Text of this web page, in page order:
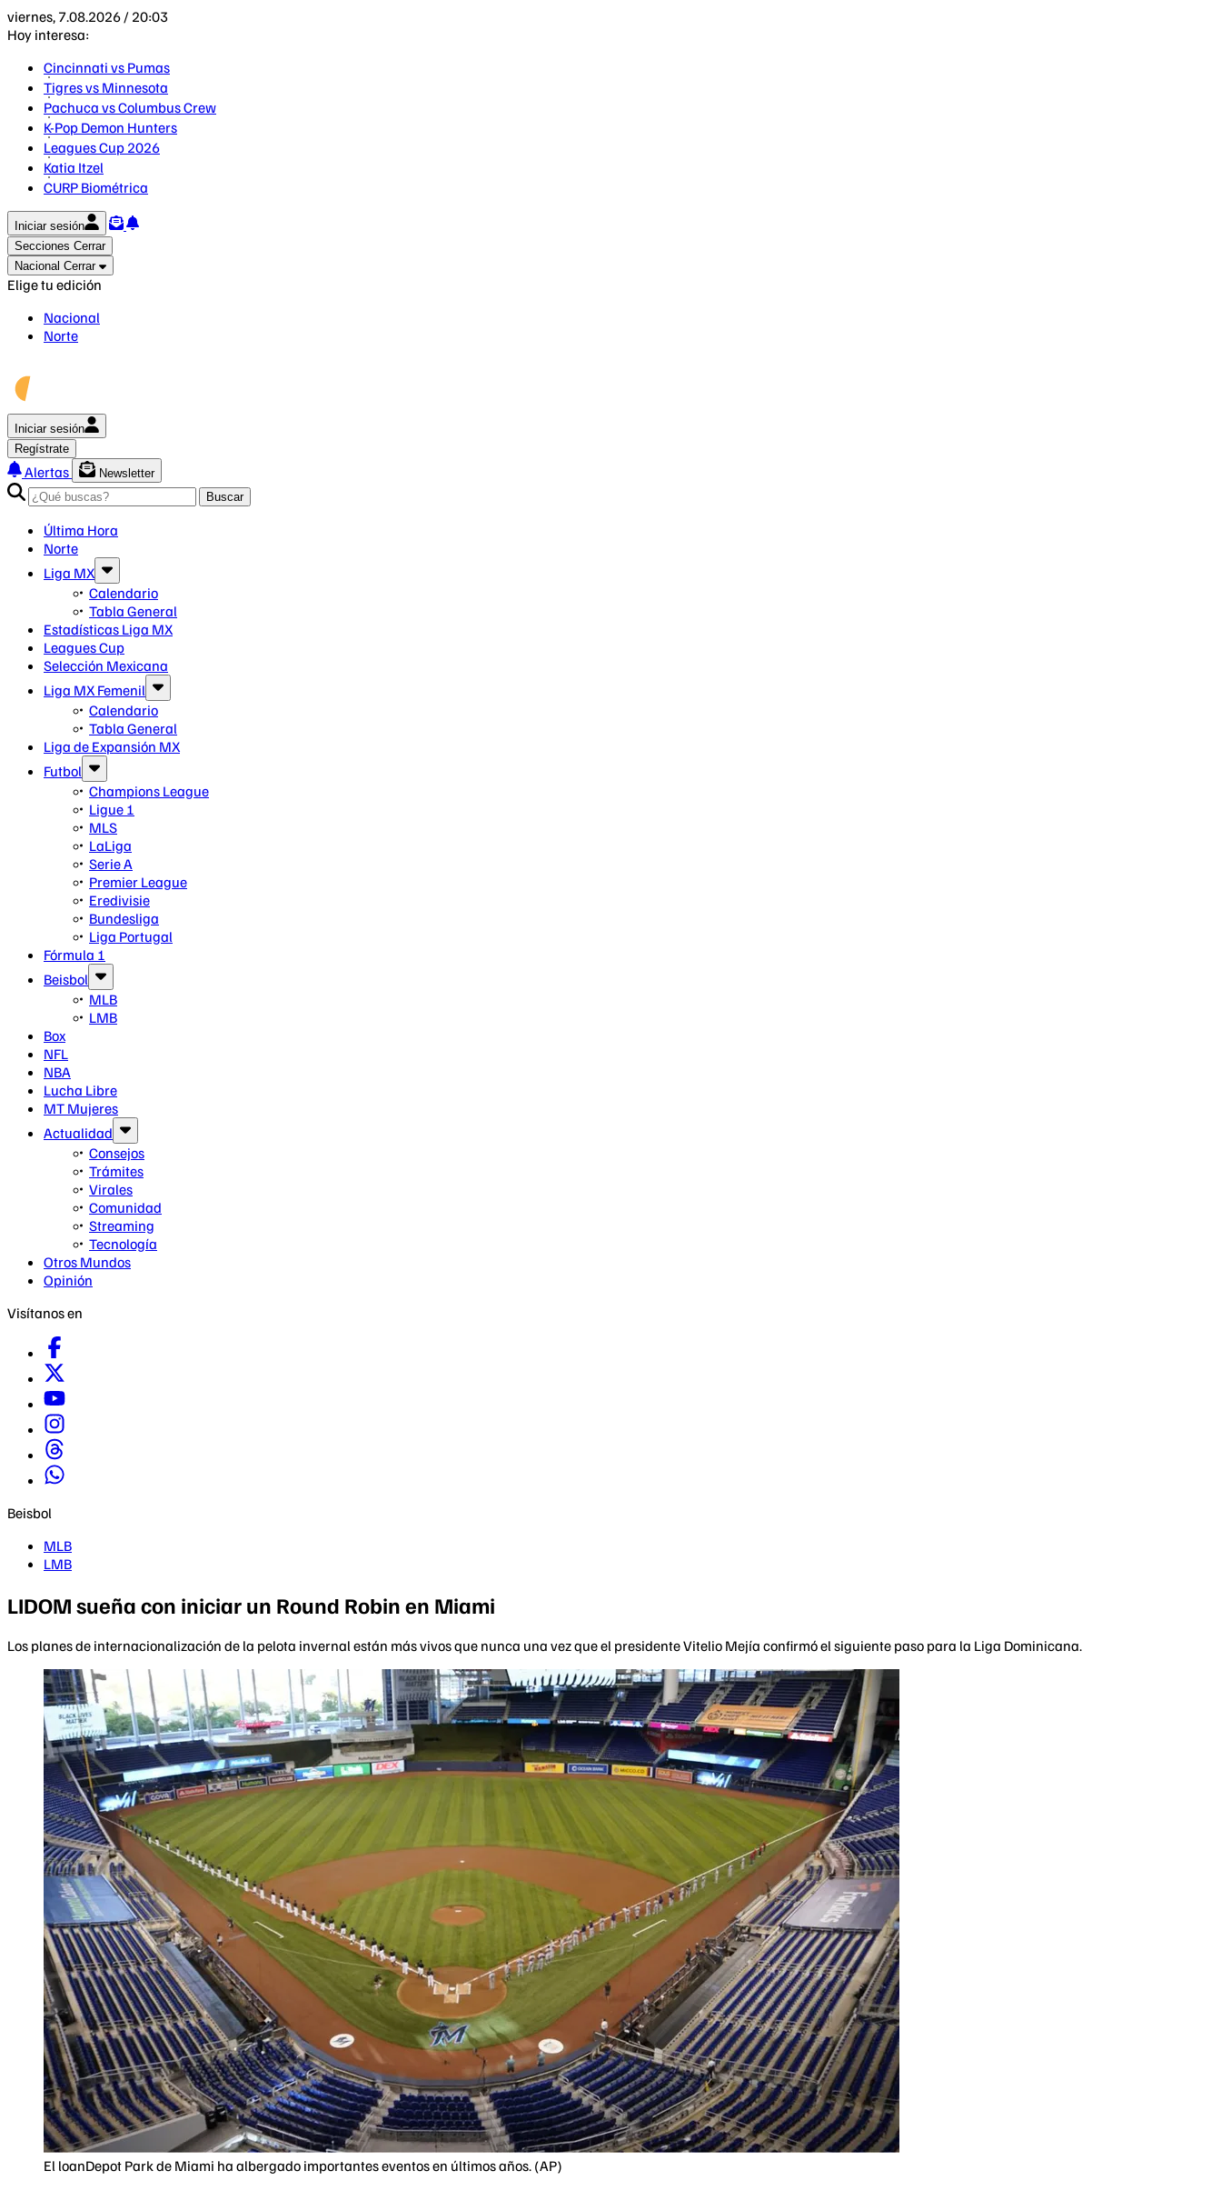
viernes, 7.08.2026 / 20:03
Hoy interesa:
Cincinnati vs Pumas
Tigres vs Minnesota
Pachuca vs Columbus Crew
K-Pop Demon Hunters
Leagues Cup 2026
Katia Itzel
CURP Biométrica
Iniciar sesión
Secciones Cerrar
Nacional Cerrar
Elige tu edición
Nacional
Norte
Iniciar sesión
Regístrate
Alertas
Newsletter
Buscar
Última Hora
Norte
Liga MX
Calendario
Tabla General
Estadísticas Liga MX
Leagues Cup
Selección Mexicana
Liga MX Femenil
Calendario
Tabla General
Liga de Expansión MX
Futbol
Champions League
Ligue 1
MLS
LaLiga
Serie A
Premier League
Eredivisie
Bundesliga
Liga Portugal
Fórmula 1
Beisbol
MLB
LMB
Box
NFL
NBA
Lucha Libre
MT Mujeres
Actualidad
Consejos
Trámites
Virales
Comunidad
Streaming
Tecnología
Otros Mundos
Opinión
Visítanos en
Beisbol
MLB
LMB
LIDOM sueña con iniciar un Round Robin en Miami
Los planes de internacionalización de la pelota invernal están más vivos que nunca una vez que el presidente Vitelio Mejía confirmó el siguiente paso para la Liga Dominicana.
El loanDepot Park de Miami ha albergado importantes eventos en últimos años. (AP)